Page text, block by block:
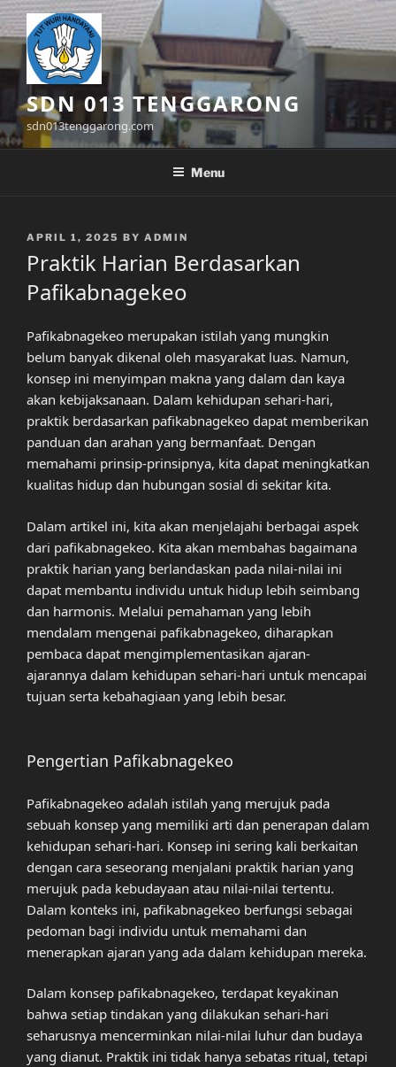
Skip
to
content
SDN 013 TENGGARONG
sdn013tenggarong.com
Menu
POSTED
APRIL 1, 2025 BY ADMIN
Praktik Harian Berdasarkan
Pafikabnagekeo
Pafikabnagekeo merupakan istilah yang mungkin
belum banyak dikenal oleh masyarakat luas. Namun,
konsep ini menyimpan makna yang dalam dan kaya
akan kebijaksanaan. Dalam kehidupan sehari-hari,
praktik berdasarkan pafikabnagekeo dapat memberikan
panduan dan arahan yang bermanfaat. Dengan
memahami prinsip-prinsipnya, kita dapat meningkatkan
kualitas hidup dan hubungan sosial di sekitar kita.
Dalam artikel ini, kita akan menjelajahi berbagai aspek
dari pafikabnagekeo. Kita akan membahas bagaimana
praktik harian yang berlandaskan pada nilai-nilai ini
dapat membantu individu untuk hidup lebih seimbang
dan harmonis. Melalui pemahaman yang lebih
mendalam mengenai pafikabnagekeo, diharapkan
pembaca dapat mengimplementasikan ajaran-
ajarannya dalam kehidupan sehari-hari untuk mencapai
tujuan serta kebahagiaan yang lebih besar.
Pengertian Pafikabnagekeo
Pafikabnagekeo adalah istilah yang merujuk pada
sebuah konsep yang memiliki arti dan penerapan dalam
kehidupan sehari-hari. Konsep ini sering kali berkaitan
dengan cara seseorang menjalani praktik harian yang
merujuk pada kebudayaan atau nilai-nilai tertentu.
Dalam konteks ini, pafikabnagekeo berfungsi sebagai
pedoman bagi individu untuk memahami dan
menerapkan ajaran yang ada dalam kehidupan mereka.
Dalam konsep pafikabnagekeo, terdapat keyakinan
bahwa setiap tindakan yang dilakukan sehari-hari
seharusnya mencerminkan nilai-nilai luhur dan budaya
yang dianut. Praktik ini tidak hanya sebatas ritual, tetapi